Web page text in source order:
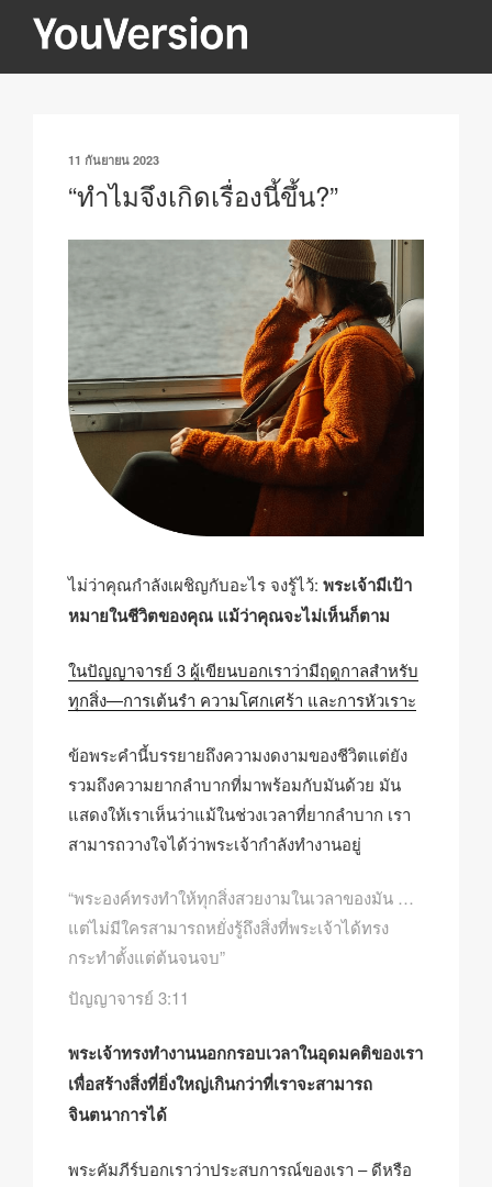
ยัง
YOUVERSION
Seeking God every day.
เขียน
11 กันยายน 2023
“ทำไมจึงเกิดเรื่องนี้ขึ้น?”
ไม่ว่าคุณกำลังเผชิญกับอะไร จงรู้ไว้: พระเจ้ามีเป้า
หมายในชีวิตของคุณ แม้ว่าคุณจะไม่เห็นก็ตาม
ในปัญญาจารย์ 3 ผู้เขียนบอกเราว่ามีฤดูกาลสำหรับ
ทุกสิ่ง—การเต้นรำ ความโศกเศร้า และการหัวเราะ
ข้อพระคำนี้บรรยายถึงความงดงามของชีวิตแต่ยัง
รวมถึงความยากลำบากที่มาพร้อมกับมันด้วย มัน
แสดงให้เราเห็นว่าแม้ในช่วงเวลาที่ยากลำบาก เรา
สามารถวางใจได้ว่าพระเจ้ากำลังทำงานอยู่
“พระองค์ทรงทำให้ทุกสิ่งสวยงามในเวลาของมัน …
แต่ไม่มีใครสามารถหยั่งรู้ถึงสิ่งที่พระเจ้าได้ทรง
กระทำตั้งแต่ต้นจนจบ”
ปัญญาจารย์ 3:11
พระเจ้าทรงทำงานนอกกรอบเวลาในอุดมคติของเรา
เพื่อสร้างสิ่งที่ยิ่งใหญ่เกินกว่าที่เราจะสามารถ
จินตนาการได้
พระคัมภีร์บอกเราว่าประสบการณ์ของเรา – ดีหรือ